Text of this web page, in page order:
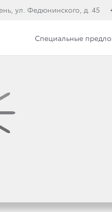
ул. Федюнинского, д. 45
Специальные
В